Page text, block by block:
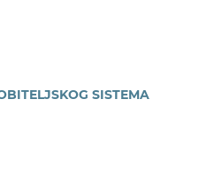
SISTEMA